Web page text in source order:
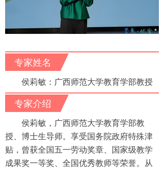
专家姓名
侯莉敏：广西师范大学教育学部教授
专家介绍
侯莉敏，广西师范大学教育学部教
授、博士生导师。享受国务院政府特殊津
贴，曾获全国五一劳动奖章、国家级教学
成果奖一等奖、全国优秀教师等荣誉。从